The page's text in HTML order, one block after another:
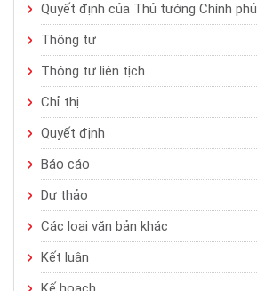
Quyết định của Thủ tướng Chính phủ
Thông tư
Thông tư liên tịch
Chỉ thị
Quyết định
Báo cáo
Dự thảo
Các loại văn bản khác
Kết luận